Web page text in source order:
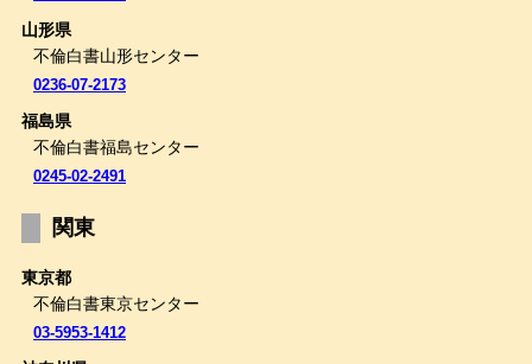
山形県
不倫白書山形センター
0236-07-2173
福島県
不倫白書福島センター
0245-02-2491
関東
東京都
不倫白書東京センター
03-5953-1412